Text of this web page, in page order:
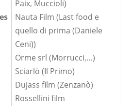
Paix, Muccioli)
Nauta Film (Last food e
quello di prima (Daniele
Ceni))
Orme srl (Morrucci,…)
Sciarlò (Il Primo)
Dujass film (Zenzanò)
Rossellini film